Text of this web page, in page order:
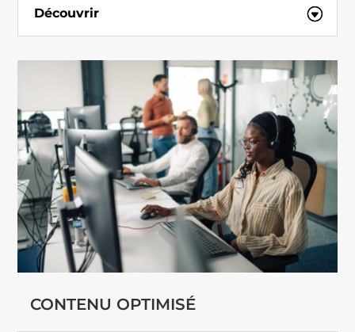
Découvrir
CONTENU OPTIMISÉ